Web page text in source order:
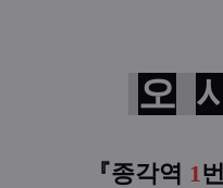
오 시
『종각역 1